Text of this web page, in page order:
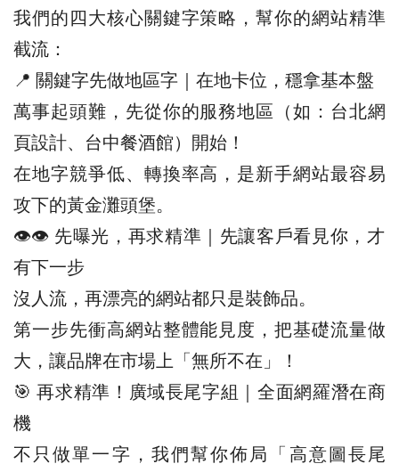
我們的四大核心關鍵字策略，幫你的網站精準
截流：
📍 關鍵字先做地區字｜在地卡位，穩拿基本盤
萬事起頭難，先從你的服務地區（如：台北網
頁設計、台中餐酒館）開始！
在地字競爭低、轉換率高，是新手網站最容易
攻下的黃金灘頭堡。
👁️‍👁️‍ 先曝光，再求精準｜先讓客戶看見你，才
有下一步
沒人流，再漂亮的網站都只是裝飾品。
第一步先衝高網站整體能見度，把基礎流量做
大，讓品牌在市場上「無所不在」！
🎯 再求精準！廣域長尾字組｜全面網羅潛在商
機
不只做單一字，我們幫你佈局「高意圖長尾